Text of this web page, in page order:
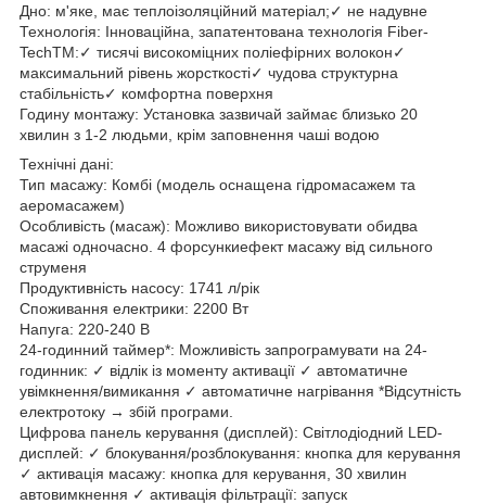
Дно: м'яке, має теплоізоляційний матеріал;✓ не надувне
Технологія: Інноваційна, запатентована технологія Fiber-
TechTM:✓ тисячі високоміцних поліефірних волокон✓
максимальний рівень жорсткості✓ чудова структурна
стабільність✓ комфортна поверхня
Годину монтажу: Установка зазвичай займає близько 20
хвилин з 1-2 людьми, крім заповнення чаші водою
Технічні дані:
Тип масажу: Комбі (модель оснащена гідромасажем та
аеромасажем)
Особливість (масаж): Можливо використовувати обидва
масажі одночасно. 4 форсункиефект масажу від сильного
струменя
Продуктивність насосу: 1741 л/рік
Споживання електрики: 2200 Вт
Напуга: 220-240 В
24-годинний таймер*: Можливість запрограмувати на 24-
годинник: ✓ відлік із моменту активації ✓ автоматичне
увімкнення/вимикання ✓ автоматичне нагрівання *Відсутність
електротоку → збій програми.
Цифрова панель керування (дисплей): Світлодіодний LED-
дисплей: ✓ блокування/розблокування: кнопка для керування
✓ активація масажу: кнопка для керування, 30 хвилин
автовимкнення ✓ активація фільтрації: запуск